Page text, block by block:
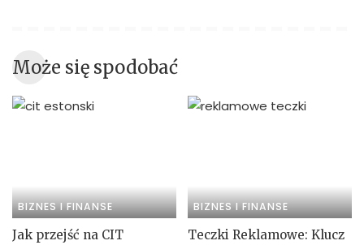
Może się spodobać
BIZNES I FINANSE
Jak przejść na CIT
BIZNES I FINANSE
Teczki Reklamowe: Klucz